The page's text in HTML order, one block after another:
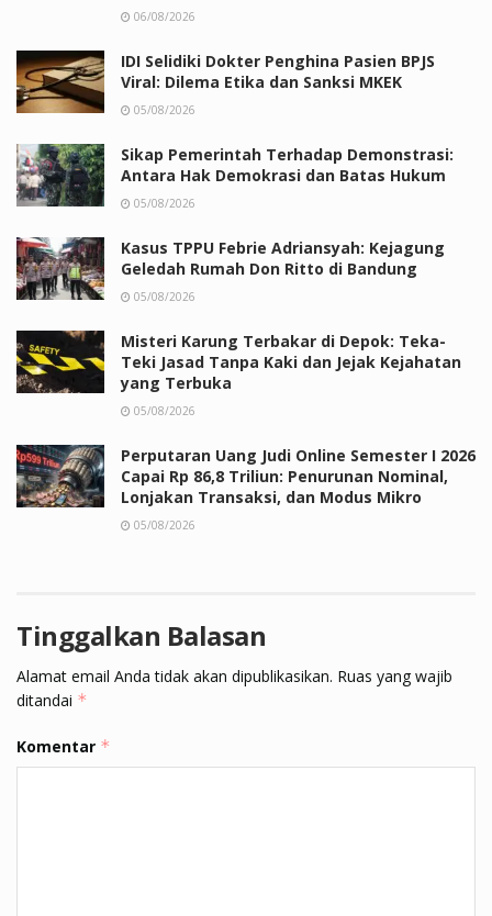
06/08/2026
IDI Selidiki Dokter Penghina Pasien BPJS
Viral: Dilema Etika dan Sanksi MKEK
05/08/2026
Sikap Pemerintah Terhadap Demonstrasi:
Antara Hak Demokrasi dan Batas Hukum
05/08/2026
Kasus TPPU Febrie Adriansyah: Kejagung
Geledah Rumah Don Ritto di Bandung
05/08/2026
Misteri Karung Terbakar di Depok: Teka-
Teki Jasad Tanpa Kaki dan Jejak Kejahatan
yang Terbuka
05/08/2026
Perputaran Uang Judi Online Semester I 2026
Capai Rp 86,8 Triliun: Penurunan Nominal,
Lonjakan Transaksi, dan Modus Mikro
05/08/2026
Tinggalkan Balasan
Alamat email Anda tidak akan dipublikasikan. Ruas yang wajib
ditandai *
Komentar *